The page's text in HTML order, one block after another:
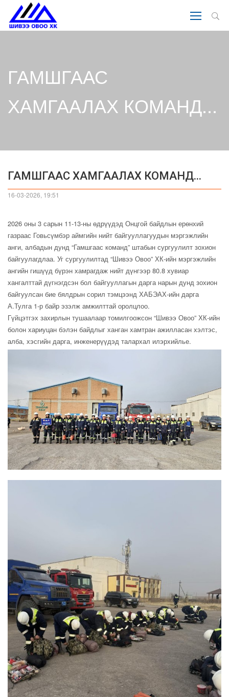
ГАМШГААС
ХАМГААЛАХ КОМАНД...
ГАМШГААС ХАМГААЛАХ КОМАНД...
16-03-2026, 19:51
2026 оны 3 сарын 11-13-ны өдрүүдэд Онцгой байдлын ерөнхий
газраас Говьсүмбэр аймгийн нийт байгууллагуудын мэргэжлийн
анги, албадын дунд “Гамшгаас команд” штабын сургуулилт зохион
байгуулагдлаа. Уг сургуулилтад “Шивээ Овоо” ХК-ийн мэргэжлийн
ангийн гишүүд бүрэн хамрагдаж нийт дүнгээр 80.8 хувиар
хангалттай дүгнэгдсэн бол байгууллагын дарга нарын дунд зохион
байгуулсан бие бялдрын сорил тэмцээнд ХАБЭАХ-ийн дарга
А.Тулга 1-р байр эзэлж амжилттай оролцлоо.
Гүйцэтгэх захирлын тушаалаар томилгоожсон “Шивээ Овоо” ХК-ийн
болон хариуцан бэлэн байдлыг ханган хамтран ажилласан хэлтэс,
алба, хэсгийн дарга, инженерүүдэд талархал илэрхийлье.